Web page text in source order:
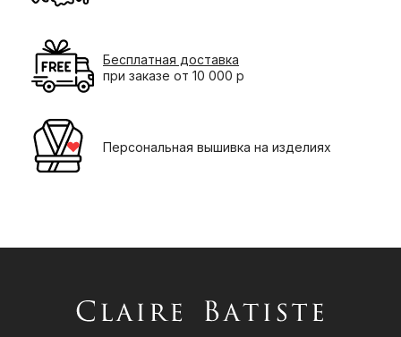
Бесплатная доставка
при заказе от 10 000 р
Персональная вышивка на изделиях